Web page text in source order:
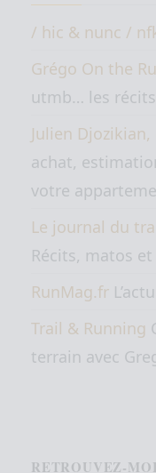
/ hic & nunc /
Grégo On the
utmb… les
Julien
achat,
votre
Le journal du
Récits, matos
RunMag.fr
Trail & Running
terrain avec
RETROUVEZ-